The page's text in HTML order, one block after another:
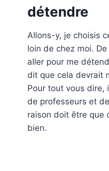
détendre
Allons-y, je choisis
loin de chez moi.
aller pour me
dit que cela devrait
Pour tout vous dire,
de professeurs et
raison doit être que
bien.